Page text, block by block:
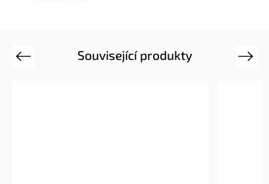
Související produkty
Previous Next